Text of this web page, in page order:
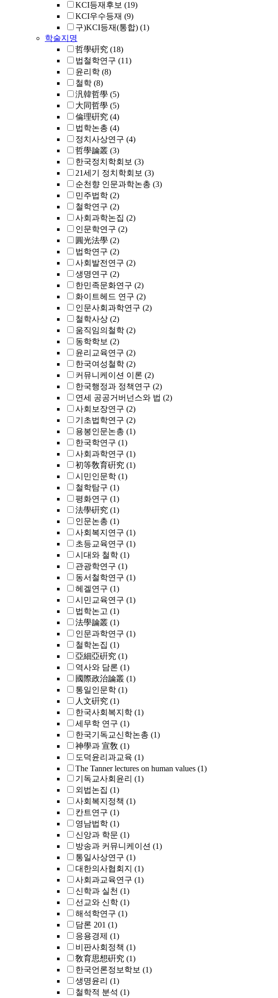
KCI등재후보 (19)
KCI우수등재 (9)
구)KCI등재(통합) (1)
학술지명
哲學硏究 (18)
법철학연구 (11)
윤리학 (8)
철학 (8)
汎韓哲學 (5)
大同哲學 (5)
倫理硏究 (4)
법학논총 (4)
정치사상연구 (4)
哲學論叢 (3)
한국정치학회보 (3)
21세기 정치학회보 (3)
순천향 인문과학논총 (3)
민주법학 (2)
철학연구 (2)
사회과학논집 (2)
인문학연구 (2)
圓光法學 (2)
법학연구 (2)
사회발전연구 (2)
생명연구 (2)
한민족문화연구 (2)
화이트헤드 연구 (2)
인문사회과학연구 (2)
철학사상 (2)
움직임의철학 (2)
동학학보 (2)
윤리교육연구 (2)
한국여성철학 (2)
커뮤니케이션 이론 (2)
한국행정과 정책연구 (2)
연세 공공거버넌스와 법 (2)
사회보장연구 (2)
기초법학연구 (2)
용봉인문논총 (1)
한국학연구 (1)
사회과학연구 (1)
初等敎育硏究 (1)
시민인문학 (1)
철학탐구 (1)
평화연구 (1)
法學硏究 (1)
인문논총 (1)
사회복지연구 (1)
초등교육연구 (1)
시대와 철학 (1)
관광학연구 (1)
동서철학연구 (1)
헤겔연구 (1)
시민교육연구 (1)
법학논고 (1)
法學論叢 (1)
인문과학연구 (1)
철학논집 (1)
亞細亞硏究 (1)
역사와 담론 (1)
國際政治論叢 (1)
통일인문학 (1)
人文硏究 (1)
한국사회복지학 (1)
세무학 연구 (1)
한국기독교신학논총 (1)
神學과 宣敎 (1)
도덕윤리과교육 (1)
The Tanner lectures on human values (1)
기독교사회윤리 (1)
외법논집 (1)
사회복지정책 (1)
칸트연구 (1)
영남법학 (1)
신앙과 학문 (1)
방송과 커뮤니케이션 (1)
통일사상연구 (1)
대한의사협회지 (1)
사회과교육연구 (1)
신학과 실천 (1)
선교와 신학 (1)
해석학연구 (1)
담론 201 (1)
응용경제 (1)
비판사회정책 (1)
敎育思想硏究 (1)
한국언론정보학보 (1)
생명윤리 (1)
철학적 분석 (1)